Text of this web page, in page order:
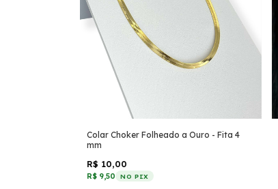
Colar Choker Folheado a Ouro - Fita 4
mm
R$ 10,00
R$ 9,50 NO PIX